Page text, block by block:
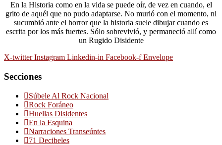
En la Historia como en la vida se puede oír, de vez en cuando, el
grito de aquél que no pudo adaptarse. No murió con el momento, ni
sucumbió ante el horror que la historia suele dibujar cuando es
escrita por los más fuertes. Sólo sobrevivió, y permaneció allí como
un Rugido Disidente
X-twitter Instagram Linkedin-in Facebook-f Envelope
Secciones
Súbele Al Rock Nacional
Rock Foráneo
Huellas Disidentes
En la Esquina
Narraciones Transeúntes
71 Decibeles